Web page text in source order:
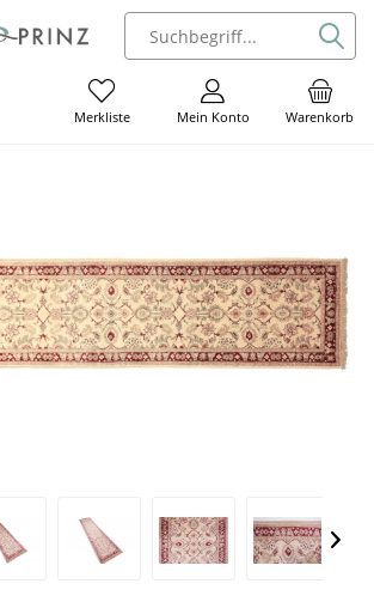
Warenkorb
Mein Konto
Merkliste